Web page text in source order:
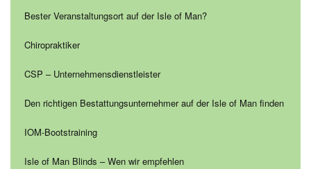
Bester Veranstaltungsort auf der Isle of Man?
Chiropraktiker
CSP – Unternehmensdienstleister
Den richtigen Bestattungsunternehmer auf der Isle of Man finden
IOM-Bootstraining
Isle of Man Blinds – Wen wir empfehlen